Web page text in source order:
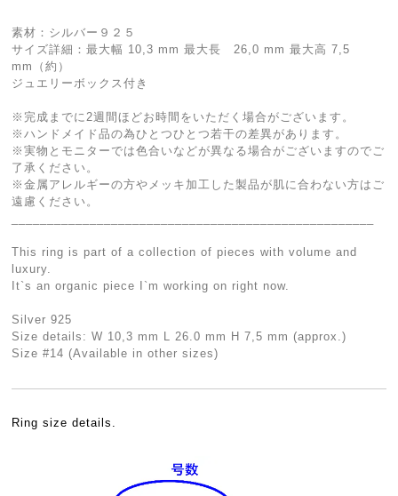
素材：シルバー９２５
サイズ詳細：最大幅 10,3 mm 最大長 26,0 mm 最大高 7,5
mm（約）
ジュエリーボックス付き
※完成までに2週間ほどお時間をいただく場合がございます。
※ハンドメイド品の為ひとつひとつ若干の差異があります。
※実物とモニターでは色合いなどが異なる場合がございますのでご
了承ください。
※金属アレルギーの方やメッキ加工した製品が肌に合わない方はご
遠慮ください。
This ring is part of a collection of pieces with volume and
luxury.
It`s an organic piece I`m working on right now.
Silver 925
Size details: W 10,3 mm L 26.0 mm H 7,5 mm (approx.)
Size #14 (Available in other sizes)
Ring size details.